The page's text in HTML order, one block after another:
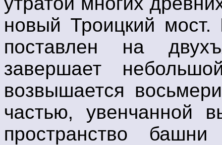
новый Троицкий
поставлен на
завершает
возвышается
частью, увенчанной
пространство